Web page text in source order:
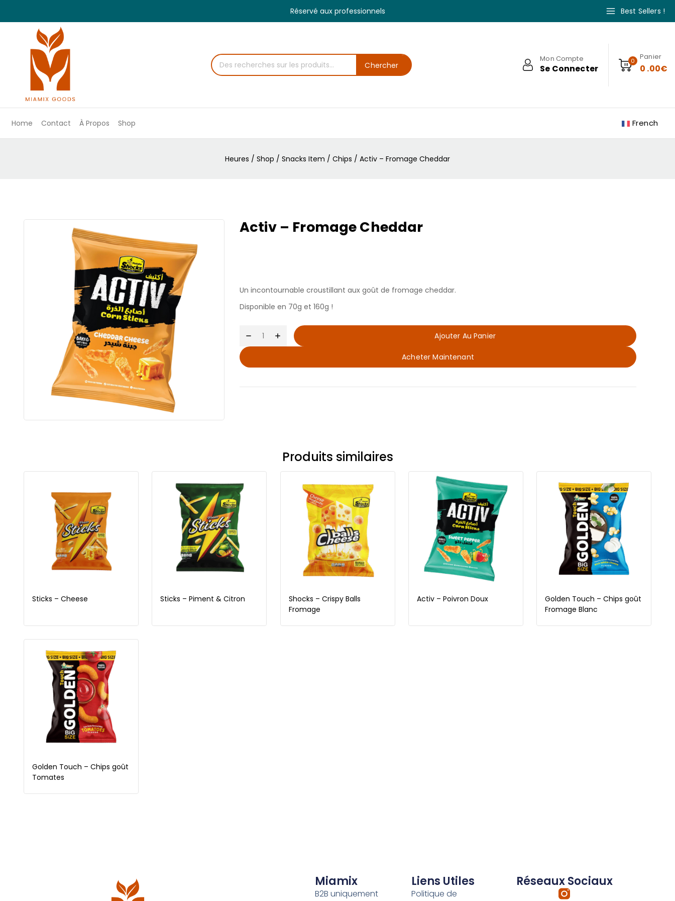
Réservé aux professionnels Best Sellers !
Chercher
Mon Compte
Se Connecter
0 Panier
0 .00€
Home Contact À Propos Shop French
Heures / Shop / Snacks Item / Chips / Activ – Fromage Cheddar
Activ – Fromage Cheddar
Un incontournable croustillant aux goût de fromage cheddar.
Disponible en 70g et 160g !
Ajouter Au Panier
Acheter Maintenant
Produits similaires
Sticks – Cheese Sticks – Piment & Citron
Shocks – Crispy Balls
Fromage
Activ – Poivron Doux
Golden Touch – Chips goût
Fromage Blanc
Golden Touch – Chips goût
Tomates
Miamix
B2B uniquement
Liens Utiles
Politique de
Réseaux Sociaux